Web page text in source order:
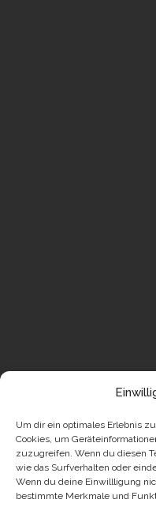
Um dir ein optimales Erlebnis
Cookies, um
zuzugreifen. Wenn du diesen
wie das Surfverhalten oder
Wenn du deine Einwillligung
bestimmte Merkmale und